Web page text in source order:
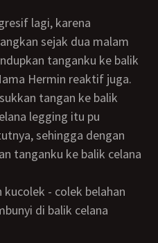
sejak dua malam
tanganku ke balik
Hermin reaktif juga.
tangan ke balik
legging itu pu
sehingga dengan
tanganku ke balik celana
di balik celana